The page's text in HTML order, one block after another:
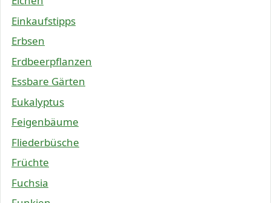
Einkaufstipps
Erbsen
Erdbeerpflanzen
Essbare Gärten
Eukalyptus
Feigenbäume
Fliederbüsche
Früchte
Fuchsia